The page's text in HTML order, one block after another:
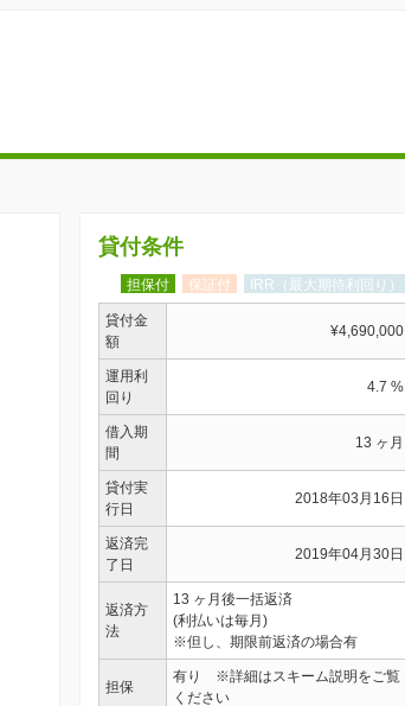
貸付条件
担保付 保証付 IRR（最大期待利回り）
貸付金
額
¥4,690,000
運用利
回り
4.7 %
借入期
間
13 ヶ月
貸付実
行日
2018年03月16日
返済完
了日
2019年04月30日
返済方
法
13 ヶ月後一括返済
(利払いは毎月)
※但し、期限前返済の場合有
担保
有り ※詳細はスキーム説明をご覧
ください